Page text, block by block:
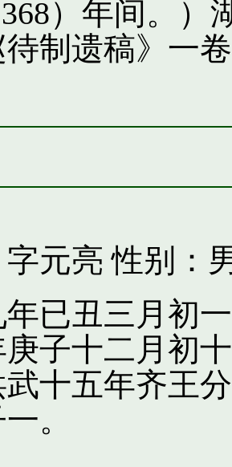
）年间。
制遗稿》一
元亮 性别：
已丑三月初
子十二月初
十五年齐王
。